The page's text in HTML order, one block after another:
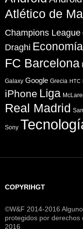
Atlético de
Champions League
Draghi Economía
FC Barcelona
Galaxy Google Grecia HTC
iPhone Liga
Real Madrid
Sony
COPYRIHGT
©W&F 2014-2016
protegidos por
2016